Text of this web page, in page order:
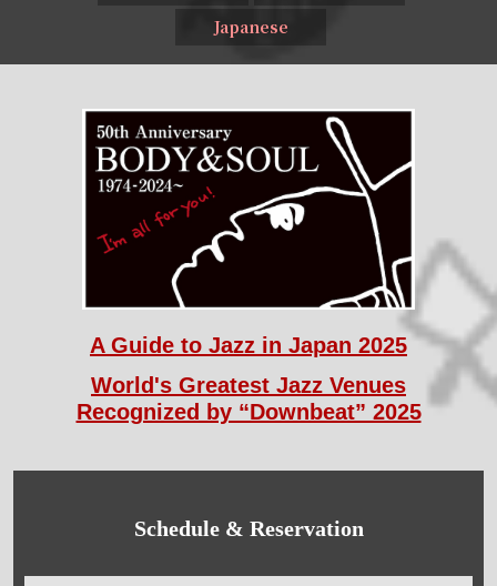
Japanese
A Guide to Jazz in Japan 2025
World's Greatest Jazz Venues
Recognized by “Downbeat” 2025
Schedule & Reservation